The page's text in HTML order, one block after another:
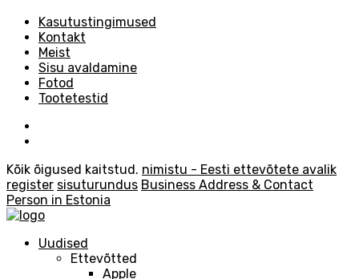
Kasutustingimused
Kontakt
Meist
Sisu avaldamine
Fotod
Tootetestid
Kõik õigused kaitstud. nimistu - Eesti ettevõtete avalik
register sisuturundus Business Address & Contact
Person in Estonia
Uudised
Ettevõtted
Apple